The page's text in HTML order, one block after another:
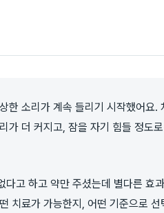
한 소리가 계속 들리기 시작했어요
가 더 커지고, 잠을 자기 힘들 정도
다고 하고 약만 주셨는데 별다른 효
치료가 가능한지, 어떤 기준으로